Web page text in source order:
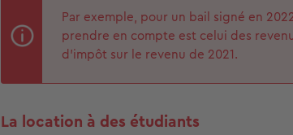
Par exemple, pour un bail signé en
prendre en compte est celui des
d'impôt sur le revenu de 2021.
La location à des étudiants